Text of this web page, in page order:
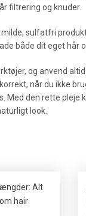
filtrering og knuder.
sulfatfri
både dit eget hår
og anvend
når du ikke
Med den rette pleje
look.
Alt
hair